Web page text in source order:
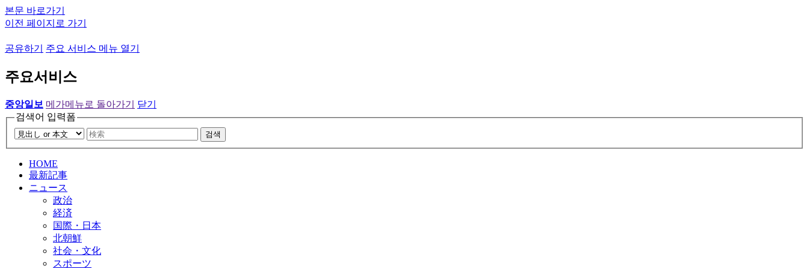
본문 바로가기
이전 페이지로 가기
공유하기 주요 서비스 메뉴 열기
주요서비스
중앙일보 메가메뉴로 돌아가기
닫기
검색어 입력폼
검색
HOME
最新記事
ニュース
政治
経済
国際・日本
北朝鮮
社会・文化
スポーツ